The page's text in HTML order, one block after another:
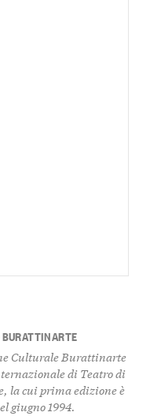
Culturale Burattinarte
di Teatro di
, la cui prima edizione è
giugno 1994.